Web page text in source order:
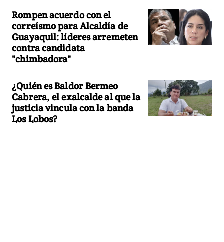
Rompen acuerdo con el
correísmo para Alcaldía de
Guayaquil: líderes arremeten
contra candidata
"chimbadora"
¿Quién es Baldor Bermeo
Cabrera, el exalcalde al que la
justicia vincula con la banda
Los Lobos?